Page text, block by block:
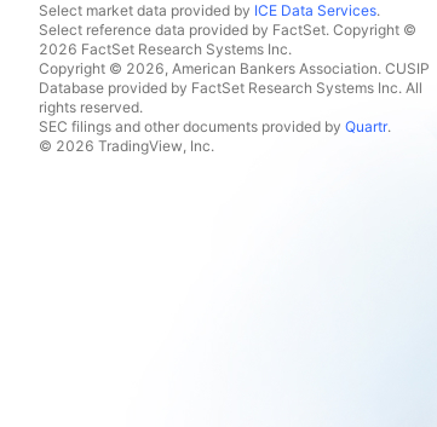
Select market data provided by ICE Data Services.
Select reference data provided by FactSet. Copyright ©
2026 FactSet Research Systems Inc.
Copyright © 2026, American Bankers Association. CUSIP
Database provided by FactSet Research Systems Inc. All
rights reserved.
SEC filings and other documents provided by Quartr.
© 2026 TradingView, Inc.